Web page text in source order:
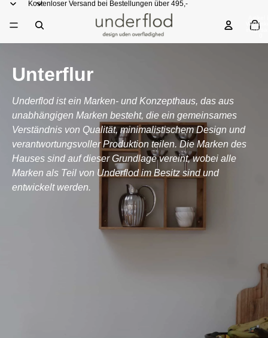
Kostenloser Versand bei Bestellungen über 495,-
Unterflur
Underflod ist ein Marken- und Konzepthaus, das aus
unabhängigen Marken besteht, die ein gemeinsames
Verständnis von Qualität, minimalistischem Design und
verantwortungsvoller Produktion teilen. Die Marken des
Hauses sind auf dieser Grundlage vereint, wobei alle
Marken als Teil von Underflod im Besitz sind und
entwickelt werden.